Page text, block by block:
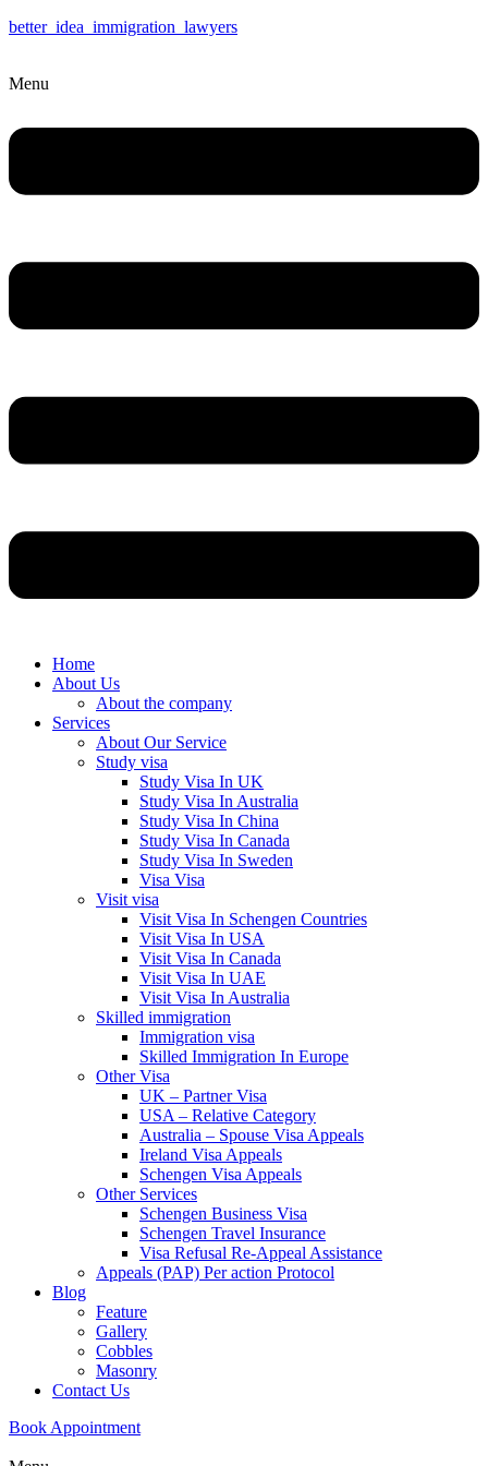
better_idea_immigration_lawyers
Menu
Home
About Us
About the company
Services
About Our Service
Study visa
Study Visa In UK
Study Visa In Australia
Study Visa In China
Study Visa In Canada
Study Visa In Sweden
Visa Visa
Visit visa
Visit Visa In Schengen Countries
Visit Visa In USA
Visit Visa In Canada
Visit Visa In UAE
Visit Visa In Australia
Skilled immigration
Immigration visa
Skilled Immigration In Europe
Other Visa
UK – Partner Visa
USA – Relative Category
Australia – Spouse Visa Appeals
Ireland Visa Appeals
Schengen Visa Appeals
Other Services
Schengen Business Visa
Schengen Travel Insurance
Visa Refusal Re-Appeal Assistance
Appeals (PAP) Per action Protocol
Blog
Feature
Gallery
Cobbles
Masonry
Contact Us
Book Appointment